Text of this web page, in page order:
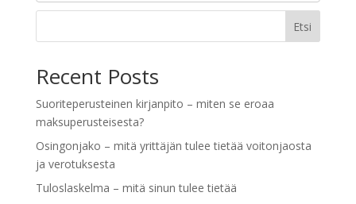
Etsi
Recent Posts
Suoriteperusteinen kirjanpito – miten se eroaa
maksuperusteisesta?
Osingonjako – mitä yrittäjän tulee tietää voitonjaosta
ja verotuksesta
Tuloslaskelma – mitä sinun tulee tietää